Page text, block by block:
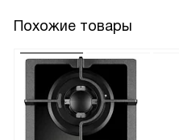
Похожие товары